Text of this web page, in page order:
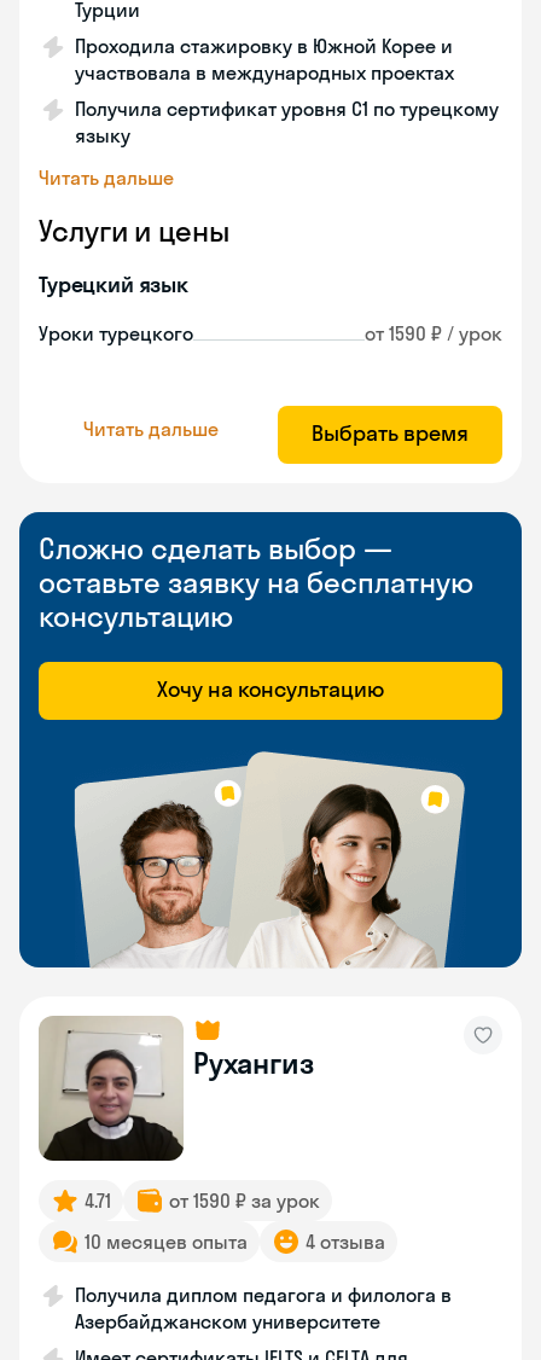
Турции
Проходила стажировку в Южной Корее и
участвовала в международных проектах
Получила сертификат уровня C1 по турецкому
языку
Читать дальше
Услуги и цены
Турецкий язык
Уроки турецкого от 1590 ₽ / урок
Читать дальше Выбрать время
Сложно сделать выбор —
оставьте заявку на бесплатную
консультацию
Хочу на консультацию
Рухангиз
4.71
от 1590 ₽ за урок
10 месяцев опыта
4 отзыва
Получила диплом педагога и филолога в
Азербайджанском университете